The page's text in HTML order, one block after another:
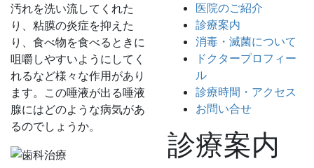
汚れを洗い流してくれた
り、粘膜の炎症を抑えた
り、食べ物を食べるときに
咀嚼しやすいようにしてく
れるなど様々な作用があり
ます。この唾液が出る唾液
腺にはどのような病気があ
るのでしょうか。
医院のご紹介
診療案内
消毒・滅菌について
ドクタープロフィー
ル
診療時間・アクセス
お問い合せ
診療案内